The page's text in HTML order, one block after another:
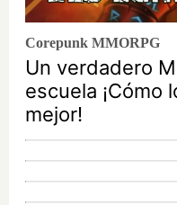
Corepunk MMORPG
Un verdadero
escuela ¡Cómo
mejor!